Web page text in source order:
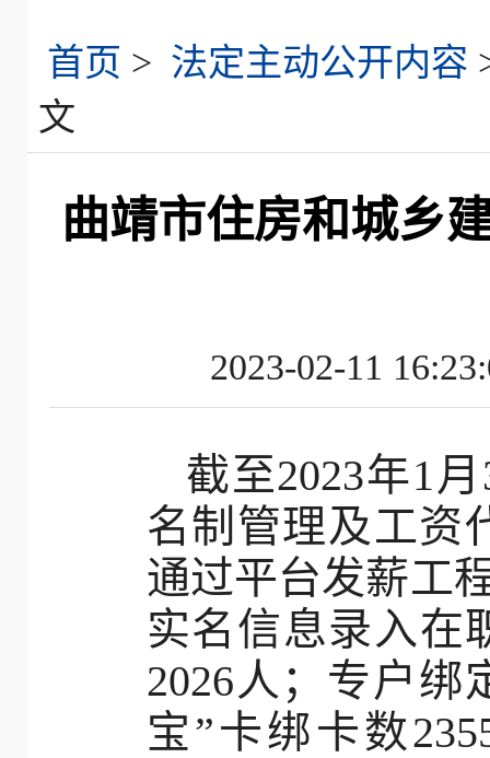
首页 > 法定主动公开内容
文
曲靖市住房和城乡
2023-02-11
截至2023年1
名制管理及工资
通过平台发薪工
实名信息录入在
2026人；专户绑
宝”卡绑卡数